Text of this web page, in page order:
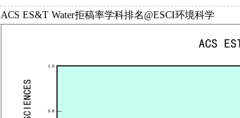
ACS ES&T Water拒稿率学科排名@ESCI环境科学